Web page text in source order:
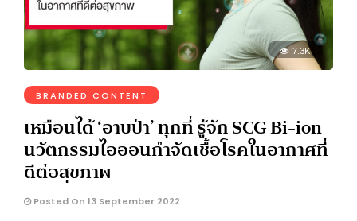
7.3K
BRANDED CONTENT
เหมือนได้ ‘อาบป่า’ ทุกที่ รู้จัก SCG Bi-ion
นวัตกรรมไอออนกำจัดเชื้อโรคในอากาศที่
ดีต่อสุขภาพ
Posted On 13 September 2022